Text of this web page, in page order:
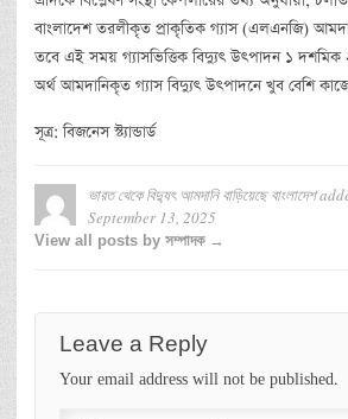
বাংলাদেশ তরলীকৃত প্রাকৃতিক গ্যাস (এলএনজি)
তবে এই সময় গ্যাসভিত্তিক বিদ্যুৎ উৎপাদন ১ দশমিক
অর্থ আমদানিকৃত গ্যাস বিদ্যুৎ উৎপাদনে খুব বেশি
সূত্র: বিজনেস স্ট্যান্ডার্ড
ভারত থেকে বিদ্যুৎ আমদানি বাড়িয়েছে বাংলাদেশ
September 13, 2025
View all posts by সম্পাদক →
Leave a Reply
Your email address will not be published.